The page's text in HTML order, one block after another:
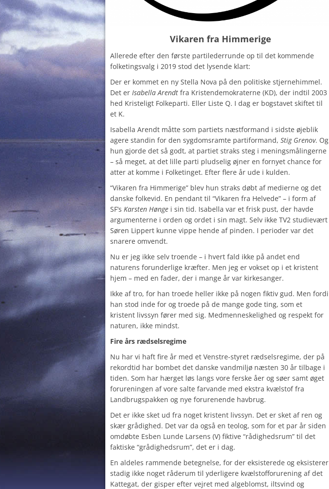
Vikaren fra Himmerige
Allerede efter den første partilederrunde op til det kommende
folketingsvalg i 2019 stod det lysende klart:
Der er kommet en ny Stella Nova på den politiske stjernehimmel.
Det er Isabella Arendt fra Kristendemokraterne (KD), der indtil 2003
hed Kristeligt Folkeparti. Eller Liste Q. I dag er bogstavet skiftet til
et K.
Isabella Arendt måtte som partiets næstformand i sidste øjeblik
agere standin for den sygdomsramte partiformand, Stig Grenov. Og
hun gjorde det så godt, at partiet straks steg i meningsmålingerne
– så meget, at det lille parti pludselig øjner en fornyet chance for
atter at komme i Folketinget. Efter flere år ude i kulden.
“Vikaren fra Himmerige” blev hun straks døbt af medierne og det
danske folkevid. En pendant til “Vikaren fra Helvede” – i form af
SF’s Karsten Hønge i sin tid. Isabella var et frisk pust, der havde
argumenterne i orden og ordet i sin magt. Selv ikke TV2 studievært
Søren Lippert kunne vippe hende af pinden. I perioder var det
snarere omvendt.
Nu er jeg ikke selv troende – i hvert fald ikke på andet end
naturens forunderlige kræfter. Men jeg er vokset op i et kristent
hjem – med en fader, der i mange år var kirkesanger.
Ikke af tro, for han troede heller ikke på nogen fiktiv gud. Men fordi
han stod inde for og troede på de mange gode ting, som et
kristent livssyn fører med sig. Medmenneskelighed og respekt for
naturen, ikke mindst.
Fire års rædselsregime
Nu har vi haft fire år med et Venstre-styret rædselsregime, der på
rekordtid har bombet det danske vandmiljø næsten 30 år tilbage i
tiden. Som har hærget løs langs vore ferske åer og søer samt øget
forureningen af vore salte farvande med ekstra kvælstof fra
Landbrugspakken og nye forurenende havbrug.
Det er ikke sket ud fra noget kristent livssyn. Det er sket af ren og
skær grådighed. Det var da også en teolog, som for et par år siden
omdøbte Esben Lunde Larsens (V) fiktive “rådighedsrum” til det
faktiske “grådighedsrum”, det er i dag.
En aldeles rammende betegnelse, for der eksisterede og eksisterer
stadig ikke noget råderum til yderligere kvælstofforurening af det
Kattegat, der gisper efter vejret med algeblomst, iltsvind og